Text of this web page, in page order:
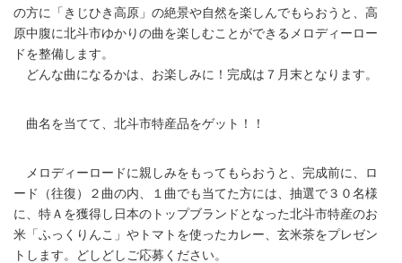
の方に「きじひき高原」の絶景や自然を楽しんでもらおうと、高
原中腹に北斗市ゆかりの曲を楽しむことができるメロディーロー
ドを整備します。
どんな曲になるかは、お楽しみに！完成は７月末となります。
曲名を当てて、北斗市特産品をゲット！！
メロディーロードに親しみをもってもらおうと、完成前に、ロ
ード（往復）２曲の内、１曲でも当てた方には、抽選で３０名様
に、特Ａを獲得し日本のトップブランドとなった北斗市特産のお
米「ふっくりんこ」やトマトを使ったカレー、玄米茶をプレゼン
トします。どしどしご応募ください。